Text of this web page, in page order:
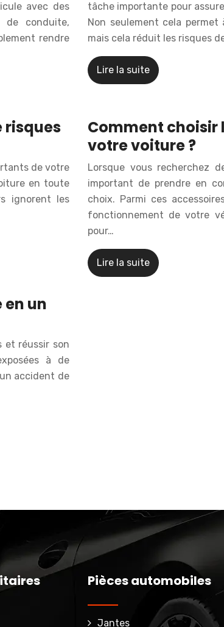
avec des
de conduite,
rendre
tâche importante pour
Non seulement cela
mais cela réduit les risques
Lire la suite
risques
de votre
en toute
ignorent les
Comment choisir
votre voiture ?
Lorsque vous recherchez
important de prendre en
choix. Parmi ces
fonctionnement de votre
pour…
Lire la suite
un
et réussir son
à de
accident de
Pièces automobiles
Jantes